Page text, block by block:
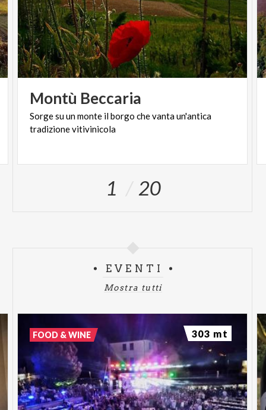
Montù Beccaria
Sorgesuunmonte ilborgo chevantaun'antica
tradizionevitivinicola
1 20
EVENTI
Mostra tutti
FOOD & WINE 303 mt